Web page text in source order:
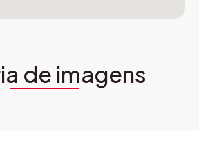
de imagens